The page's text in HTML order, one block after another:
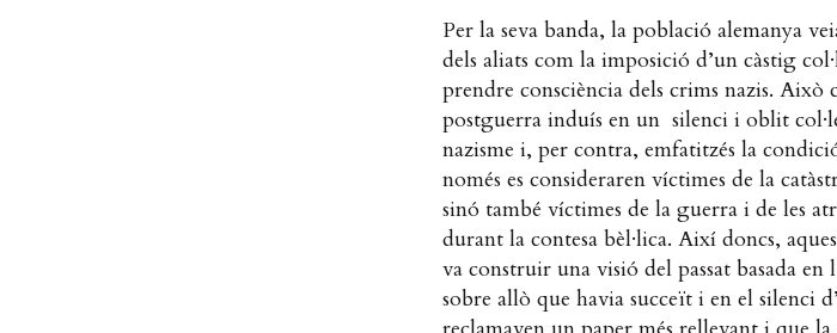
Per la seva banda, la població alemanya
dels aliats com la imposició d’un càstig
prendre consciència dels crims nazis.
postguerra induís en un silenci i oblit
nazisme i, per contra, emfatitzés la
només es consideraren víctimes de la
sinó també víctimes de la guerra i de les
durant la contesa bèl·lica. Així doncs,
va construir una visió del passat basada
sobre allò que havia succeït i en el silenci